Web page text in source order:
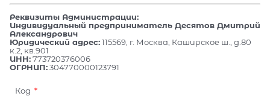
Реквизиты Администрации:
Индивидуальный предприниматель Десятов Дмитрий
Александрович
Юридический адрес:115569, г. Москва, Каширское ш., д.80
к.2, кв.901
ИНН:773720376006
ОГРНИП:304770000123791
Код